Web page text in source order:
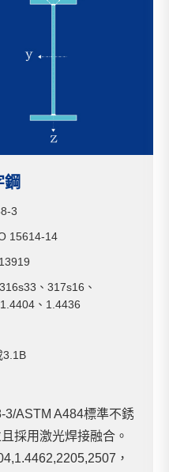
鋼
3
15614-14
、317s16、
、1.4436
3.1B
ASTM A484標準不銹
採用激光焊接融合。
，